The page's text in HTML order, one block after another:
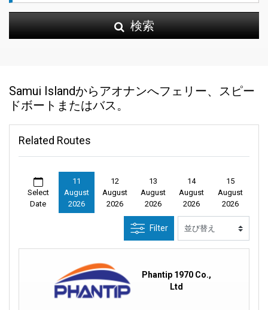
検索
Samui Islandからアオナンへフェリー、スピー
ドボートまたはバス。
Related Routes
Select
Date
11
August
2026
12
August
2026
13
August
2026
14
August
2026
15
August
2026
Filter
Phantip 1970 Co.,
Ltd